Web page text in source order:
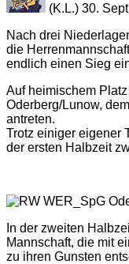
(K.L.) 30.
Nach drei
die
endlich einen Sieg
Auf heimischem
Oderberg/Lunow,
antreten.
Trotz einiger eigener
der ersten Halbzeit
In der zweiten
Mannschaft, die mit
zu ihren Gunsten